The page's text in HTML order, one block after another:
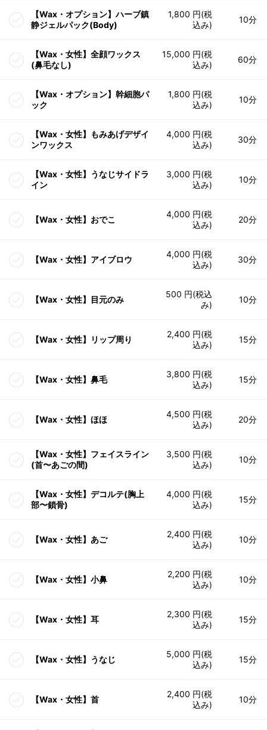
【Wax・オプション】ハーブ鎮
静ジェルパック(Body)
1,800 円(税
込み)
10分
【Wax・女性】全顔ワックス
(鼻毛なし)
15,000 円(税
込み)
60分
【Wax・オプション】幹細胞パ
ック
1,800 円(税
込み)
10分
【Wax・女性】もみあげデザイ
ンワックス
4,000 円(税
込み)
30分
【Wax・女性】うなじサイドラ
イン
3,000 円(税
込み)
10分
【Wax・女性】おでこ
4,000 円(税
込み)
20分
【Wax・女性】アイブロウ
4,000 円(税
込み)
30分
【Wax・女性】目元のみ
500 円(税込
み)
10分
【Wax・女性】リップ周り
2,400 円(税
込み)
15分
【Wax・女性】鼻毛
3,800 円(税
込み)
15分
【Wax・女性】ほほ
4,500 円(税
込み)
20分
【Wax・女性】フェイスライン
(首〜あごの間)
3,500 円(税
込み)
10分
【Wax・女性】デコルテ(胸上
部〜鎖骨)
4,000 円(税
込み)
15分
【Wax・女性】あご
2,400 円(税
込み)
10分
【Wax・女性】小鼻
2,200 円(税
込み)
10分
【Wax・女性】耳
2,300 円(税
込み)
15分
【Wax・女性】うなじ
5,000 円(税
込み)
15分
【Wax・女性】首
2,400 円(税
込み)
10分